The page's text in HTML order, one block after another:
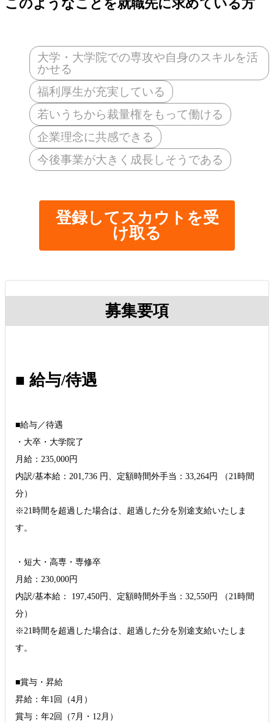
このようなことを就職先に求めている方
大学・大学院での専攻や自身のスキルを活
かせる
福利厚生が充実している
若いうちから裁量権をもって働ける
企業理念に共感できる
今後事業が大きく成長しそうである
登録してスカウトを受
け取る
募集要項
■ 給与/待遇
■給与／待遇
・大卒・大学院了
月給：235,000円
内訳/基本給：201,736 円、定額時間外手当：33,264円 （21時間
分）
※21時間を超過した場合は、超過した分を別途支給いたしま
す。
・短大・高専・専修卒
月給：230,000円
内訳/基本給： 197,450円、定額時間外手当：32,550円 （21時間
分）
※21時間を超過した場合は、超過した分を別途支給いたしま
す。
■賞与・昇給
昇給：年1回（4月）
賞与：年2回（7月・12月）